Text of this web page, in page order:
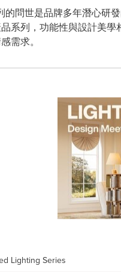
的問世是品牌多年潛心研
系列，功能性與設計美
需求。
Lighting Series